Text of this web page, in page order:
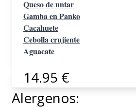
Queso de untar
Gamba en Panko
Cacahuete
Cebolla crujiente
Aguacate
14.95 €
Alergenos: